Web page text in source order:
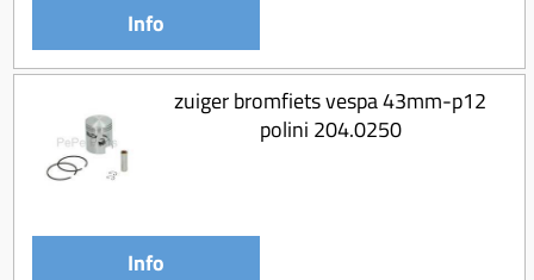
Info
zuiger bromfiets vespa 43mm-p12
polini 204.0250
Info